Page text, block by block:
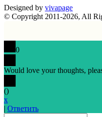
Designed by vivapage
© Copyright 2011-2026, All
0
Would love your thoughts,
()
x
| Ответить